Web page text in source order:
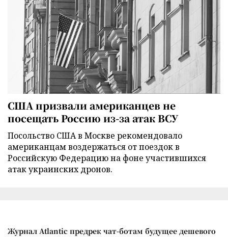
США призвали американцев не
посещать Россию из-за атак ВСУ
Посольство США в Москве рекомендовало
американцам воздержаться от поездок в
Российскую Федерацию на фоне участившихся
атак украинских дронов.
Журнал Atlantic предрек чат-ботам будущее дешевого